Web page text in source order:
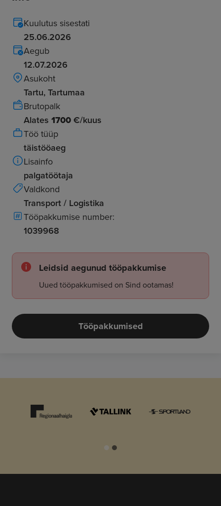
Kuulutus sisestati
25.06.2026
Aegub
12.07.2026
Asukoht
Tartu, Tartumaa
Brutopalk
Alates 1700 €/kuus
Töö tüüp
täistööaeg
Lisainfo
palgatöötaja
Valdkond
Transport / Logistika
Tööpakkumise number:
1039968
Leidsid aegunud tööpakkumise
Uued tööpakkumised on Sind ootamas!
Tööpakkumised